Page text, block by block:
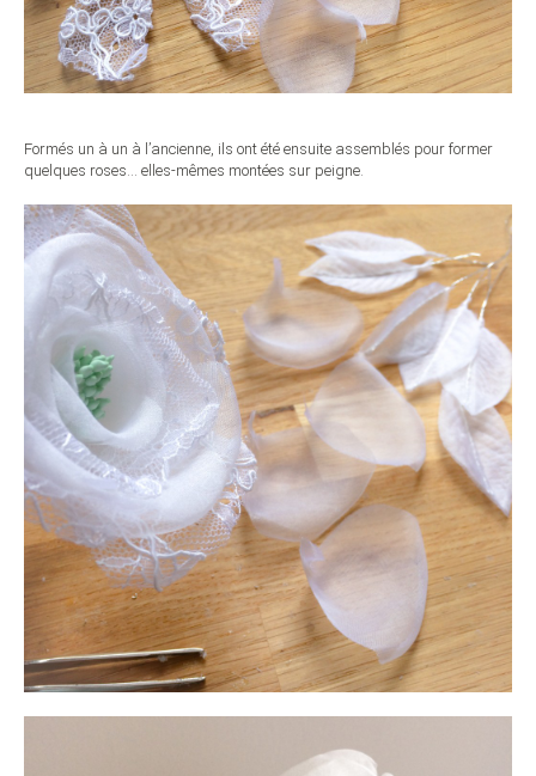
Formés un à un à l’ancienne, ils ont été ensuite assemblés pour former
quelques roses… elles-mêmes montées sur peigne.